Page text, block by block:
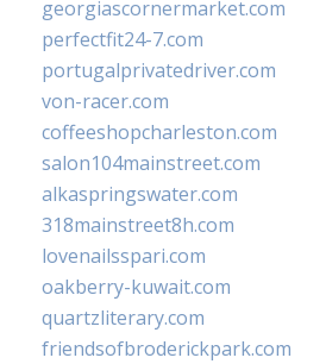
georgiascornermarket.com
perfectfit24-7.com
portugalprivatedriver.com
von-racer.com
coffeeshopcharleston.com
salon104mainstreet.com
alkaspringswater.com
318mainstreet8h.com
lovenailsspari.com
oakberry-kuwait.com
quartzliterary.com
friendsofbroderickpark.com